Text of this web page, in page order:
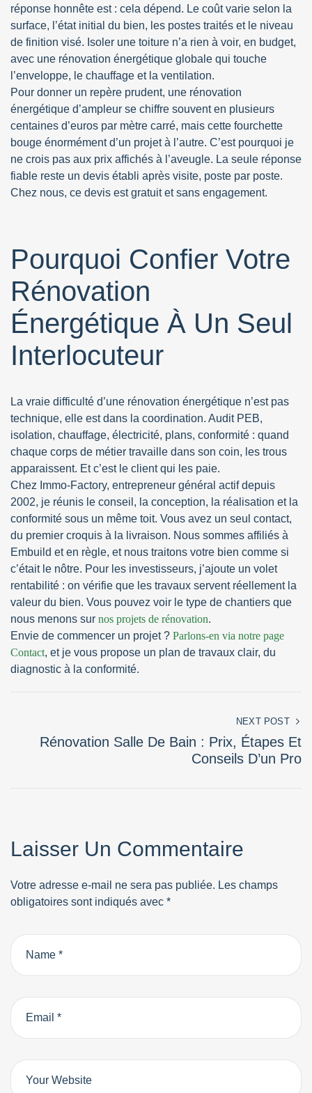
réponse honnête est : cela dépend. Le coût varie selon la
surface, l’état initial du bien, les postes traités et le niveau
de finition visé. Isoler une toiture n’a rien à voir, en budget,
avec une rénovation énergétique globale qui touche
l’enveloppe, le chauffage et la ventilation.
Pour donner un repère prudent, une rénovation
énergétique d’ampleur se chiffre souvent en plusieurs
centaines d’euros par mètre carré, mais cette fourchette
bouge énormément d’un projet à l’autre. C’est pourquoi je
ne crois pas aux prix affichés à l’aveugle. La seule réponse
fiable reste un devis établi après visite, poste par poste.
Chez nous, ce devis est gratuit et sans engagement.
Pourquoi Confier Votre
Rénovation
Énergétique À Un Seul
Interlocuteur
La vraie difficulté d’une rénovation énergétique n’est pas
technique, elle est dans la coordination. Audit PEB,
isolation, chauffage, électricité, plans, conformité : quand
chaque corps de métier travaille dans son coin, les trous
apparaissent. Et c’est le client qui les paie.
Chez Immo-Factory, entrepreneur général actif depuis
2002, je réunis le conseil, la conception, la réalisation et la
conformité sous un même toit. Vous avez un seul contact,
du premier croquis à la livraison. Nous sommes affiliés à
Embuild et en règle, et nous traitons votre bien comme si
c’était le nôtre. Pour les investisseurs, j’ajoute un volet
rentabilité : on vérifie que les travaux servent réellement la
valeur du bien. Vous pouvez voir le type de chantiers que
nous menons sur nos projets de rénovation.
Envie de commencer un projet ? Parlons-en via notre page
Contact, et je vous propose un plan de travaux clair, du
diagnostic à la conformité.
NEXT POST
Rénovation Salle De Bain : Prix, Étapes Et
Conseils D’un Pro
Laisser Un Commentaire
Votre adresse e-mail ne sera pas publiée. Les champs
obligatoires sont indiqués avec *